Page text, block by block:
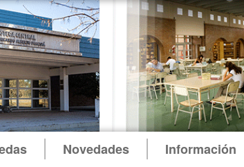
Novedades Información